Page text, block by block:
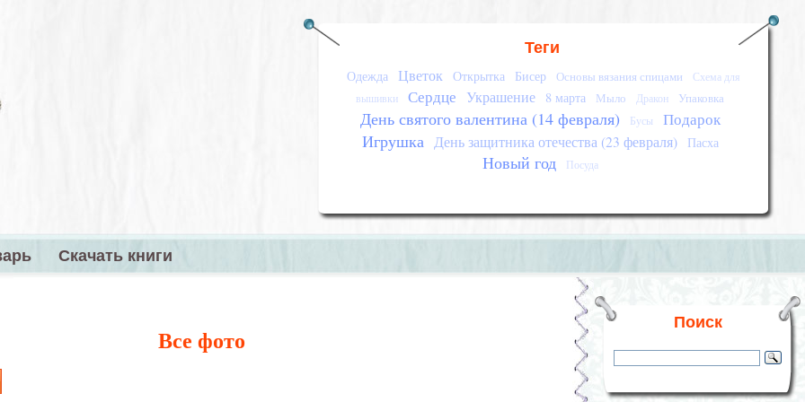
Теги
Одежда Цветок Открытка Бисер Основы вязания спицами
Схема для
вышивки
Сердце Украшение 8 марта Мыло Дракон Упаковка
День святого валентина (14 февраля) Бусы Подарок
Игрушка День защитника отечества (23 февраля) Пасха
Новый год Посуда
Скачать книги
Все фото
Поиск